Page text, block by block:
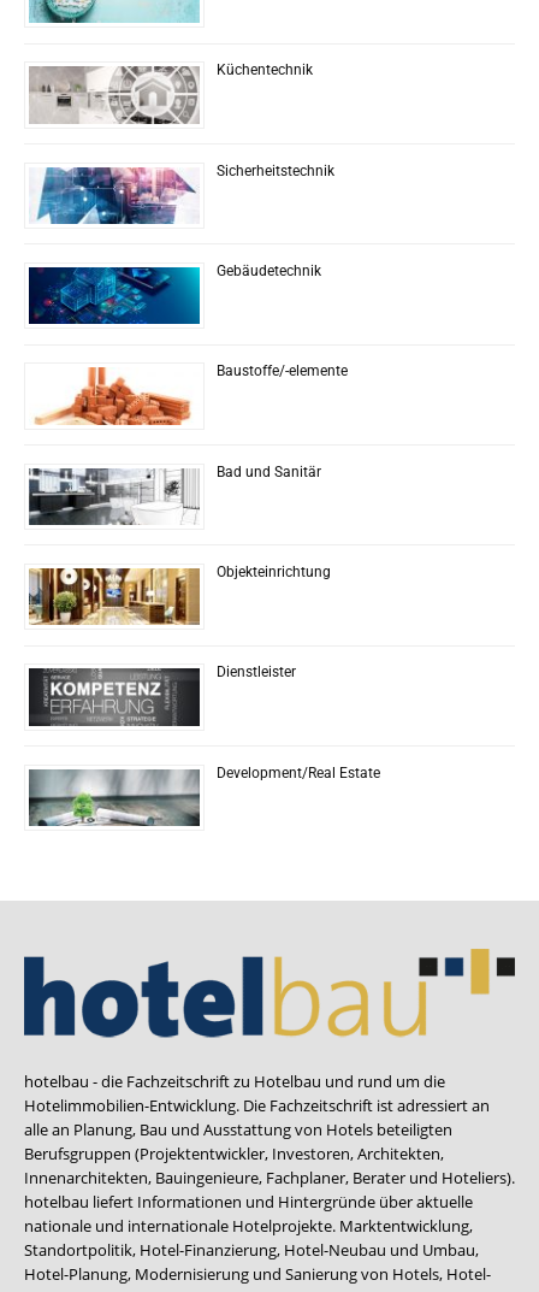
Küchentechnik
Sicherheitstechnik
Gebäudetechnik
Baustoffe/-elemente
Bad und Sanitär
Objekteinrichtung
Dienstleister
Development/Real Estate
hotelbau - die Fachzeitschrift zu Hotelbau und rund um die
Hotelimmobilien-Entwicklung. Die Fachzeitschrift ist adressiert an
alle an Planung, Bau und Ausstattung von Hotels beteiligten
Berufsgruppen (Projektentwickler, Investoren, Architekten,
Innenarchitekten, Bauingenieure, Fachplaner, Berater und Hoteliers).
hotelbau liefert Informationen und Hintergründe über aktuelle
nationale und internationale Hotelprojekte. Marktentwicklung,
Standortpolitik, Hotel-Finanzierung, Hotel-Neubau und Umbau,
Hotel-Planung, Modernisierung und Sanierung von Hotels, Hotel-